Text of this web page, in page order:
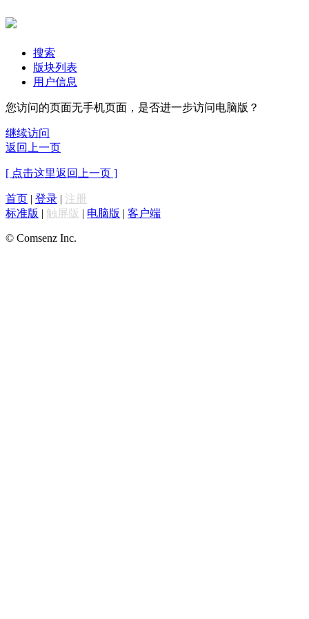
搜索
版块列表
用户信息
您访问的页面无手机页面，是否进一步访问电脑版？
继续访问
返回上一页
[ 点击这里返回上一页 ]
首页 | 登录 | 注册
标准版 | 触屏版 | 电脑版 | 客户端
© Comsenz Inc.